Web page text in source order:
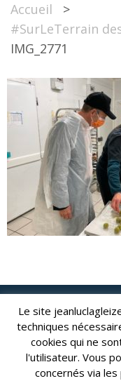
DÉPUTÉ 2017 –
Accueil
>
#SurLeTerrain
IMG_2771
Jean-Luc
Mentions Légales-
Le site
techniques
cookies qui ne
l'utilisateur. Vous
concernés via